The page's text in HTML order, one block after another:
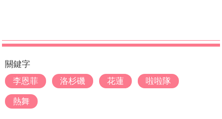
關鍵字
李恩菲
洛杉磯 花蓮 啦啦隊
熱舞